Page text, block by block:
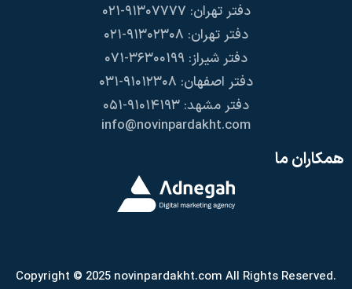
دفتر تهران: ۹۱۳۰۷۷۷۷-۰۲۱
دفتر تهران: ۹۱۳۰۲۳۰۸-۰۲۱
دفتر شیراز: ۳۶۳۰۰۱۹۹-۰۷۱
دفتر اصفهان: ۹۱۰۱۲۳۰۸-۰۳۱
دفتر مشهد: ۹۱۰۱۴۱۹۳-۰۵۱
info@novinpardakht.com
همکاران ما
Copyright © 2025 novinpardakht.com All Rights Reserved.